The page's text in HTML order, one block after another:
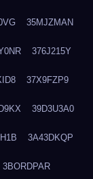
35MJZMAN
376J215Y
37X9FZP9
39D3U3A0
3A43DKQP
3BORDPAR